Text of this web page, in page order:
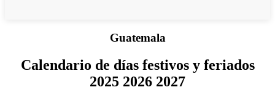
Guatemala
Calendario de días festivos y feriados
2025 2026 2027